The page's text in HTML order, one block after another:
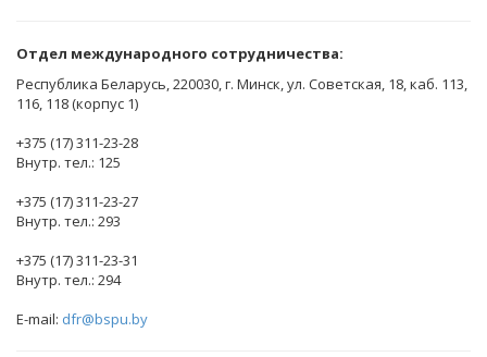
Отдел международного сотрудничества:
Республика Беларусь, 220030, г. Минск, ул. Советская, 18, каб. 113,
116, 118 (корпус 1)
+375 (17) 311-23-28
Внутр. тел.: 125
+375 (17) 311-23-27
Внутр. тел.: 293
+375 (17) 311-23-31
Внутр. тел.: 294
E-mail: dfr@bspu.by